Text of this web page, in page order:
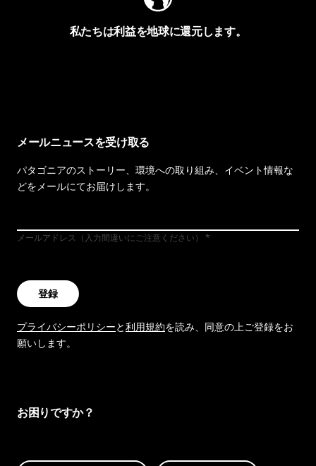
私たちは利益を地球に還元します。
メールニュースを受け取る
パタゴニアのストーリー、環境への取り組み、イベント情報な
どをメールにてお届けします。
メールアドレス（入力間違いにご注意ください）
登録
プライバシーポリシーと利用規約を読み、同意の上ご登録をお
願いします。
お困りですか？